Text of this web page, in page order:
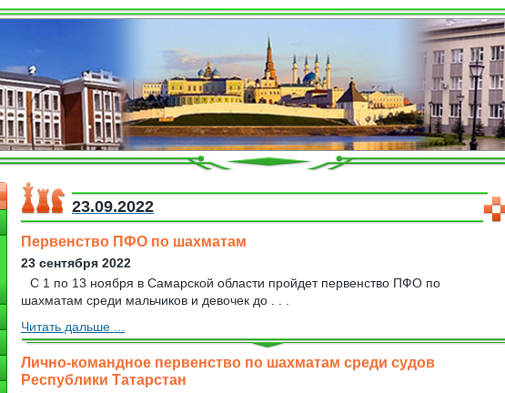
23.09.2022
Первенство ПФО по шахматам
23 сентября 2022
С 1 по 13 ноября в Самарской области пройдет первенство ПФО по
шахматам среди мальчиков и девочек до . . .
Читать дальше ...
Лично-командное первенство по шахматам среди судов
Республики Татарстан